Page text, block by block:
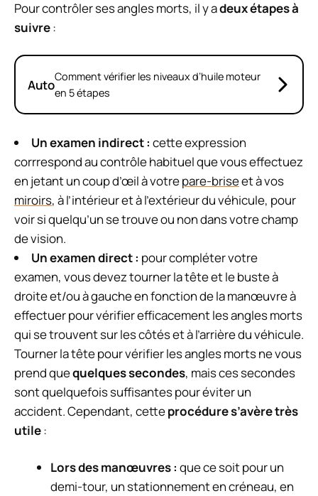
Pour contrôler ses angles morts, il y adeux étapes à
suivre:
AutoComment vérifier les niveaux d’huile moteur
en 5 étapes
Un examen indirect : cette expression
corrrespond au contrôle habituel que vous effectuez
en jetant un coup d’œil à votrepare-briseet à vos
miroirs, à l’intérieur et à l’extérieur du véhicule, pour
voir si quelqu’un se trouve ou non dans votre champ
de vision.
Un examen direct : pour compléter votre
examen, vous devez tourner la tête et le buste à
droite et/ou à gauche en fonction de la manœuvre à
effectuer pour vérifier efficacement les angles morts
qui se trouvent sur les côtés et à l’arrière du véhicule.
Tourner la tête pour vérifier les angles morts ne vous
prend quequelques secondes, mais ces secondes
sont quelquefois suffisantes pour éviter un
accident. Cependant, cetteprocédure s’avère très
utile:
Lors des manœuvres : que ce soit pour un
demi-tour, un stationnement en créneau, en